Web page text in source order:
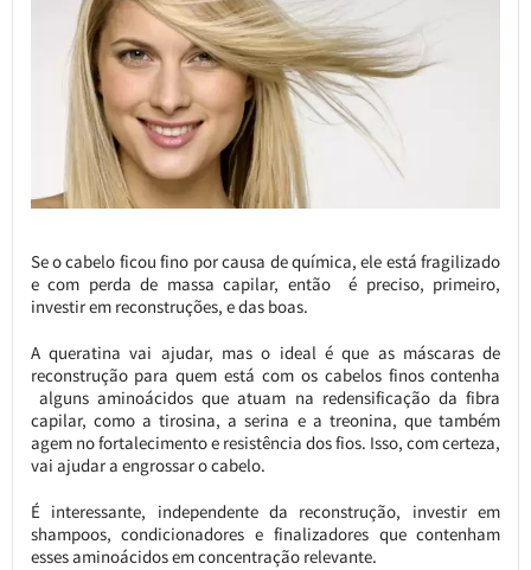
Se o cabelo ficou fino por causa de química, ele está fragilizado
e com perda de massa capilar, então é preciso, primeiro,
investir em reconstruções, e das boas.
A queratina vai ajudar, mas o ideal é que as máscaras de
reconstrução para quem está com os cabelos finos contenha
alguns aminoácidos que atuam na redensificação da fibra
capilar, como a tirosina, a serina e a treonina, que também
agem no fortalecimento e resistência dos fios. Isso, com certeza,
vai ajudar a engrossar o cabelo.
É interessante, independente da reconstrução, investir em
shampoos, condicionadores e finalizadores que contenham
esses aminoácidos em concentração relevante.